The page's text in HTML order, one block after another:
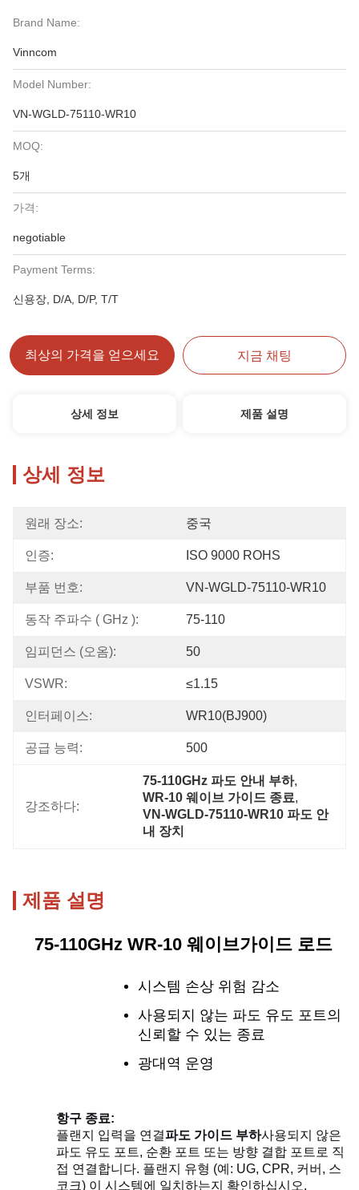
Brand Name:
Vinncom
Model Number:
VN-WGLD-75110-WR10
MOQ:
5개
가격:
negotiable
Payment Terms:
신용장, D/A, D/P, T/T
최상의 가격을 얻으세요 지금 채팅
상세 정보 제품 설명
상세 정보
원래 장소: 중국
인증: ISO 9000 ROHS
부품 번호: VN-WGLD-75110-WR10
동작 주파수 ( GHz ): 75-110
임피던스 (오옴): 50
VSWR: ≤1.15
인터페이스: WR10(BJ900)
공급 능력: 500
강조하다:
75-110GHz 파도 안내 부하,
WR-10 웨이브 가이드 종료,
VN-WGLD-75110-WR10 파도 안
내 장치
제품 설명
75-110GHz WR-10 웨이브가이드 로드
시스템 손상 위험 감소
사용되지 않는 파도 유도 포트의
신뢰할 수 있는 종료
광대역 운영
항구 종료:
플랜지 입력을 연결파도 가이드 부하사용되지 않은
파도 유도 포트, 순환 포트 또는 방향 결합 포트로 직
접 연결합니다. 플랜지 유형 (예: UG, CPR, 커버, 스
코크) 이 시스템에 일치하는지 확인하십시오.